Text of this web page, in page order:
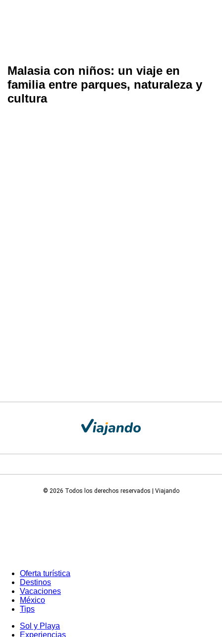
Malasia con niños: un viaje en
familia entre parques, naturaleza y
cultura
© 2026 Todos los derechos reservados | Viajando
Oferta turística
Destinos
Vacaciones
México
Tips
Sol y Playa
Experiencias